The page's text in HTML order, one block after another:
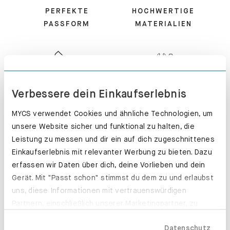
Verbessere dein Einkaufserlebnis
MYCS verwendet Cookies und ähnliche Technologien, um
unsere Website sicher und funktional zu halten, die
Leistung zu messen und dir ein auf dich zugeschnittenes
Einkaufserlebnis mit relevanter Werbung zu bieten. Dazu
erfassen wir Daten über dich, deine Vorlieben und dein
Gerät. Mit "Passt schon" stimmst du dem zu und erlaubst
uns, diese Informationen mit vertrauenswürdigen
Datenschutz
PERFEKTE
PASSFORM
HOCHWERTIGE
MATERIALIEN
KUNDENSERVICE
MONTIERT -
100 TAGE
RÜCKGABE
EXPRESS-
PRODUKTION